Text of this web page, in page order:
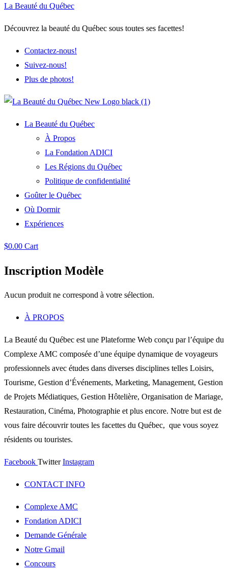
La Beauté du Québec
Découvrez la beauté du Québec sous toutes ses facettes!
Contactez-nous!
Suivez-nous!
Plus de photos!
La Beauté du Québec
À Propos
La Fondation ADICI
Les Régions du Québec
Politique de confidentialité
Goûter le Québec
Où Dormir
Expériences
$0.00 Cart
Inscription Modèle
Aucun produit ne correspond à votre sélection.
À PROPOS
La Beauté du Québec est une Plateforme Web conçu par l’équipe du
Complexe AMC composée d’une équipe dynamique de voyageurs
professionnels avec études dans diverses disciplines telles Loisirs,
Tourisme, Gestion d’Événements, Marketing, Management, Gestion
de Projets Médiatiques, Gestion Hôtelière, Organisation de Mariage,
Restauration, Cinéma, Photographie et plus encore. Notre but est de
vous faire découvrir toutes les facettes du Québec, que vous soyez
résidents ou touristes.
Facebook Twitter Instagram
CONTACT INFO
Complexe AMC
Fondation ADICI
Demande Générale
Notre Gmail
Concours